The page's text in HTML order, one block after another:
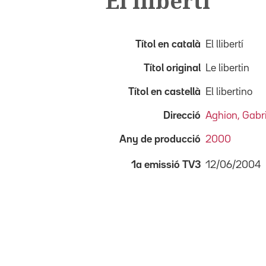
Títol en català El llibertí
Títol original Le libertin
Títol en castellà El libertino
Direcció Aghion,
Any de producció 2000
1a emissió TV3 12/06/2004